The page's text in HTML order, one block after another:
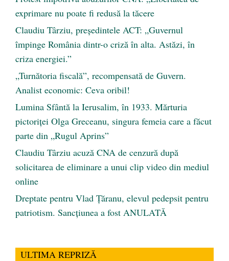
exprimare nu poate fi redusă la tăcere
Claudiu Târziu, președintele ACT: „Guvernul
împinge România dintr-o criză în alta. Astăzi, în
criza energiei.”
„Turnătoria fiscală”, recompensată de Guvern.
Analist economic: Ceva oribil!
Lumina Sfântă la Ierusalim, în 1933. Mărturia
pictoriței Olga Greceanu, singura femeia care a făcut
parte din „Rugul Aprins”
Claudiu Târziu acuză CNA de cenzură după
solicitarea de eliminare a unui clip video din mediul
online
Dreptate pentru Vlad Țăranu, elevul pedepsit pentru
patriotism. Sancțiunea a fost ANULATĂ
ULTIMA REPRIZĂ